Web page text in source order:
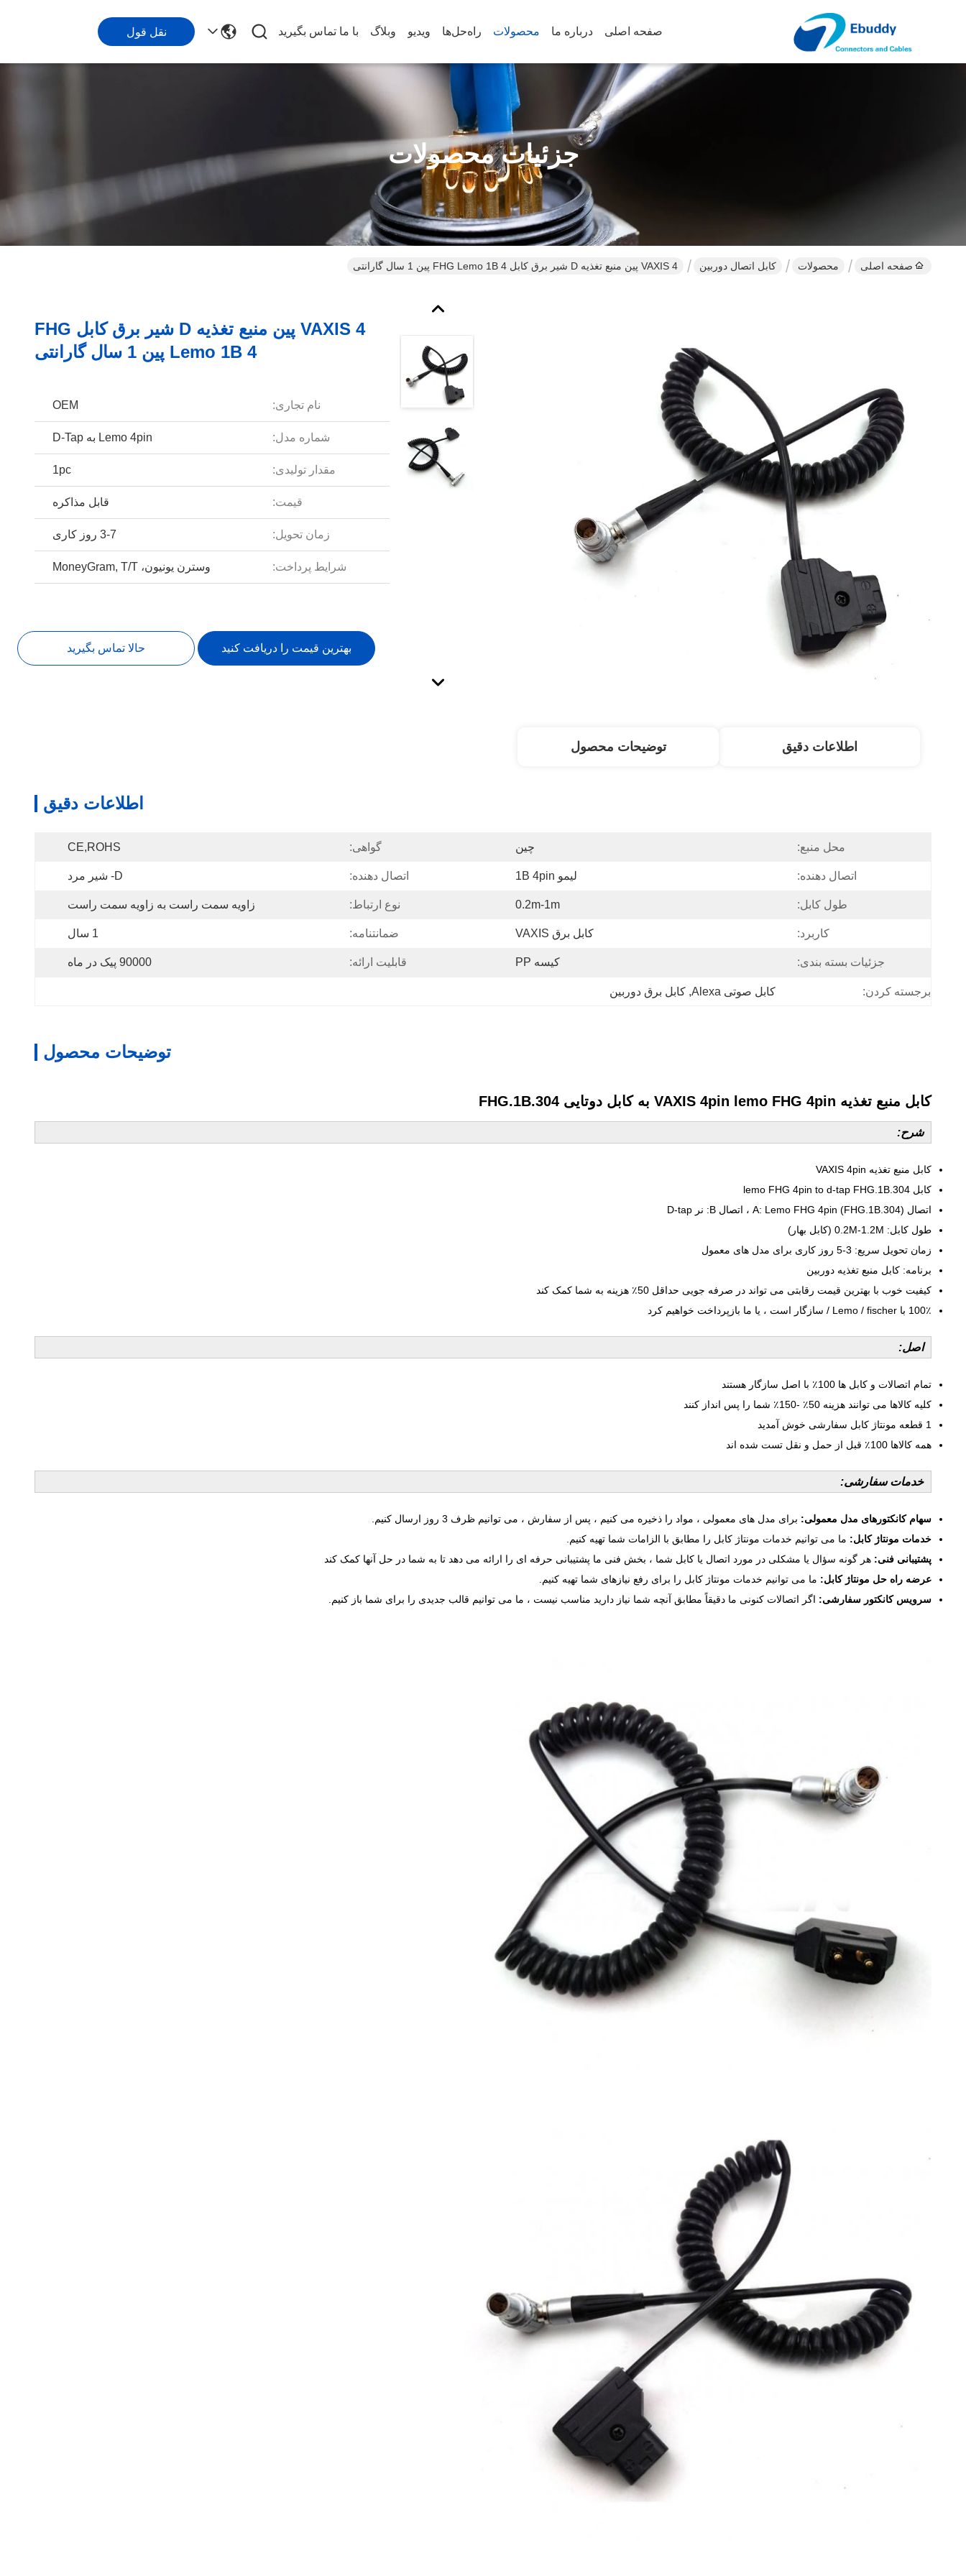
صفحه اصلی درباره ما محصولات راه‌حل‌ها ویدیو وبلاگ با ما تماس بگیرید نقل قول
جزئیات محصولات
صفحه اصلی محصولات کابل اتصال دوربین VAXIS 4 پین منبع تغذیه D شیر برق کابل FHG Lemo 1B 4 پین 1 سال گارانتی
VAXIS 4 پین منبع تغذیه D شیر برق کابل FHG
Lemo 1B 4 پین 1 سال گارانتی
نام تجاری: OEM
شماره مدل: Lemo 4pin به D-Tap
مقدار تولیدی: 1pc
قیمت: قابل مذاکره
زمان تحویل: 3-7 روز کاری
شرایط پرداخت: وسترن یونیون، MoneyGram, T/T
بهترین قیمت را دریافت کنید حالا تماس بگیرید
اطلاعات دقیق توضیحات محصول
اطلاعات دقیق
محل منبع: چین گواهی: CE,ROHS
اتصال دهنده: لیمو 1B 4pin اتصال دهنده: D- شیر مرد
طول کابل: 0.2m-1m نوع ارتباط: زاویه سمت راست به زاویه سمت راست
کاربرد: کابل برق VAXIS ضمانتنامه: 1 سال
جزئیات بسته بندی: کیسه PP قابلیت ارائه: 90000 پیک در ماه
برجسته کردن: کابل صوتی Alexa , کابل برق دوربین
توضیحات محصول
کابل منبع تغذیه VAXIS 4pin lemo FHG 4pin به کابل دوتایی FHG.1B.304
شرح:
کابل منبع تغذیه VAXIS 4pin
کابل lemo FHG 4pin to d-tap FHG.1B.304
اتصال A: Lemo FHG 4pin (FHG.1B.304) ، اتصال B: نر D-tap
طول کابل: 0.2M-1.2M (کابل بهار)
زمان تحویل سریع: 3-5 روز کاری برای مدل های معمول
برنامه: کابل منبع تغذیه دوربین
کیفیت خوب با بهترین قیمت رقابتی می تواند در صرفه جویی حداقل 50٪ هزینه به شما کمک کند
100٪ با Lemo / fischer / سازگار است ، یا ما بازپرداخت خواهیم کرد
اصل:
تمام اتصالات و کابل ها 100٪ با اصل سازگار هستند
کلیه کالاها می توانند هزینه 50٪ -150٪ شما را پس انداز کنند
1 قطعه مونتاژ کابل سفارشی خوش آمدید
همه کالاها 100٪ قبل از حمل و نقل تست شده اند
خدمات سفارشی:
سهام کانکتورهای مدل معمولی: برای مدل های معمولی ، مواد را ذخیره می کنیم ، پس از سفارش ، می توانیم ظرف 3 روز ارسال کنیم.
خدمات مونتاژ کابل: ما می توانیم خدمات مونتاژ کابل را مطابق با الزامات شما تهیه کنیم.
پشتیبانی فنی: هر گونه سؤال یا مشکلی در مورد اتصال یا کابل شما ، بخش فنی ما پشتیبانی حرفه ای را ارائه می دهد تا به شما در حل آنها کمک کند
عرضه راه حل مونتاژ کابل: ما می توانیم خدمات مونتاژ کابل را برای رفع نیازهای شما تهیه کنیم.
سرویس کانکتور سفارشی: اگر اتصالات کنونی ما دقیقاً مطابق آنچه شما نیاز دارید مناسب نیست ، ما می توانیم قالب جدیدی را برای شما باز کنیم.